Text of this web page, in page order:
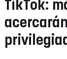
TikTok: